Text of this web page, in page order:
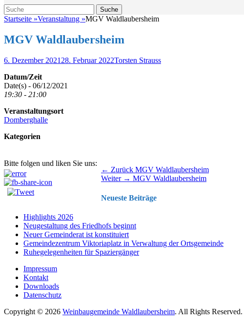
Suche
Suche
nach:
Startseite »Veranstaltung »MGV Waldlaubersheim
MGV Waldlaubersheim
Veröffentlicht
6. Dezember 2021 28. Februar 2022Autor
Torsten Strauss
Datum/Zeit
Date(s) - 06/12/2021
19:30 - 21:00
Veranstaltungsort
Domberghalle
Kategorien
Bitte folgen und liken Sie uns:
Beitragsnavigation ← Zurück Vorhergehender
Beitrag:
MGV Waldlaubersheim
Weiter → Nächster
MGV Waldlaubersheim
Neueste Beiträge
Highlights 2026
Neugestaltung des Friedhofs beginnt
Neuer Gemeinderat ist konstituiert
Gemeindezentrum Viktoriaplatz in Verwaltung der Ortsgemeinde
Ruhegelegenheiten für Spaziergänger
Impressum
Kontakt
Downloads
Datenschutz
Copyright © 2026 Weinbaugemeinde Waldlaubersheim. All Rights Reserved.